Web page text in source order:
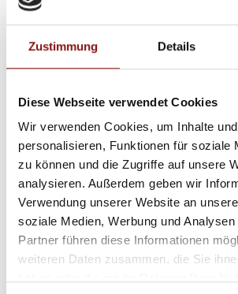
Zustimmung Details
Diese Webseite verwendet Cookies
Wir verwenden Cookies, um Inhalte
personalisieren, Funktionen für soziale
zu können und die Zugriffe auf unsere
analysieren. Außerdem geben wir
Verwendung unserer Website an
soziale Medien, Werbung und
Partner führen diese Informationen
weiteren Daten zusammen, die Sie
7.700,- €
Passau
450 m² Ladenfläche im
Einzelhandel
450 m²